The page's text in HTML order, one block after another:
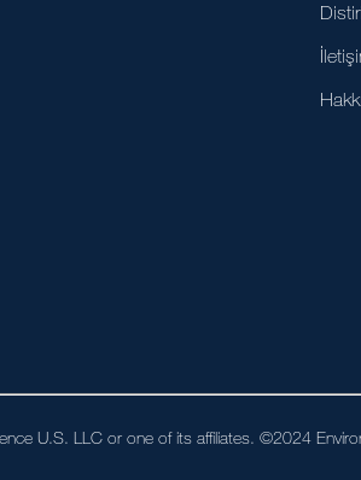
U.S. LLC or one of its affiliates. ©2024